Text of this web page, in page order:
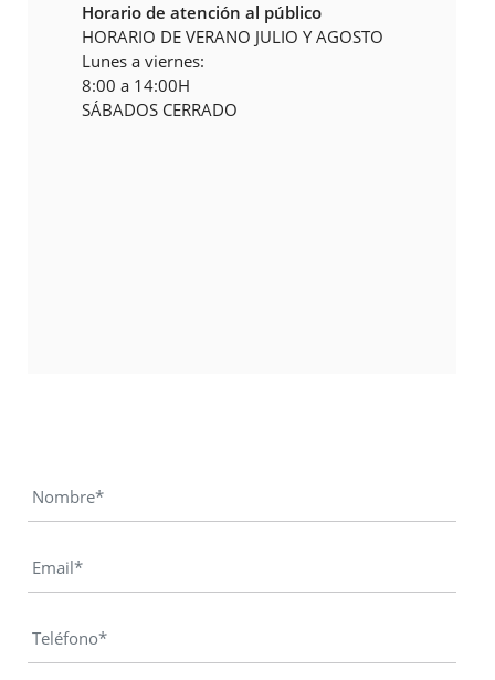
Horario de atención al público
HORARIO DE VERANO JULIO Y AGOSTO
Lunes a viernes:
8:00 a 14:00H
SÁBADOS CERRADO